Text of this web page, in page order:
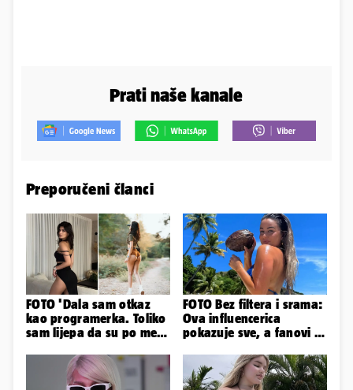
Prati naše kanale
Preporučeni članci
FOTO 'Dala sam otkaz
kao programerka. Toliko
sam lijepa da su po meni
FOTO Bez filtera i srama:
Ova influencerica
pokazuje sve, a fanovi je